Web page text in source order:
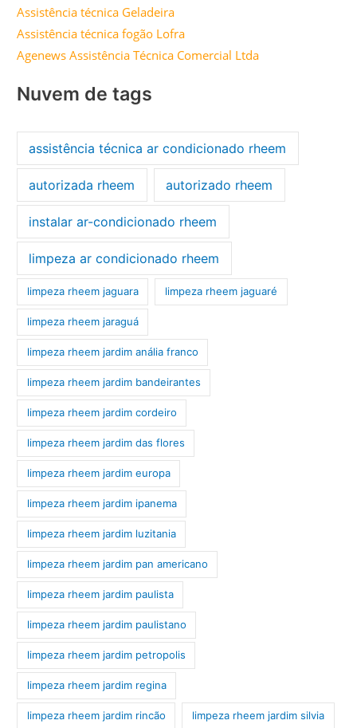
Assistência técnica Geladeira
Assistência técnica fogão Lofra
Agenews Assistência Técnica Comercial Ltda
Nuvem de tags
assistência técnica ar condicionado rheem
autorizada rheem autorizado rheem
instalar ar-condicionado rheem
limpeza ar condicionado rheem
limpeza rheem jaguara limpeza rheem jaguaré
limpeza rheem jaraguá
limpeza rheem jardim anália franco
limpeza rheem jardim bandeirantes
limpeza rheem jardim cordeiro
limpeza rheem jardim das flores
limpeza rheem jardim europa
limpeza rheem jardim ipanema
limpeza rheem jardim luzitania
limpeza rheem jardim pan americano
limpeza rheem jardim paulista
limpeza rheem jardim paulistano
limpeza rheem jardim petropolis
limpeza rheem jardim regina
limpeza rheem jardim rincão limpeza rheem jardim silvia